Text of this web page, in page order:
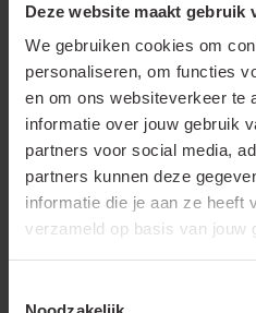
Deze website maakt gebruik
We gebruiken cookies om
personaliseren, om functies
en om ons websiteverkeer te
informatie over jouw gebruik
partners voor social media,
partners kunnen deze
informatie die je aan ze heeft
verzameld op basis van jouw
Gerelateerde
- ATM-RJ-EZ-
MOD